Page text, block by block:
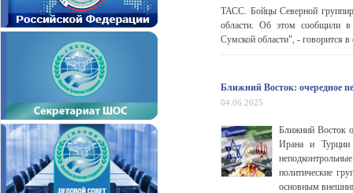
ТАСС. Бойцы Северной
области. Об этом сообщили в
Сумской области", - говорится
Ближний Восток: очередное
04.06.2025
Ближний Восток
Ирана и Турции
политические
основным